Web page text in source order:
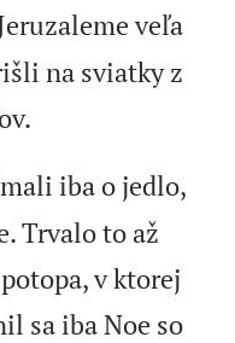
veľa
na sviatky z
iba o jedlo,
Trvalo to až
v ktorej
sa iba Noe so